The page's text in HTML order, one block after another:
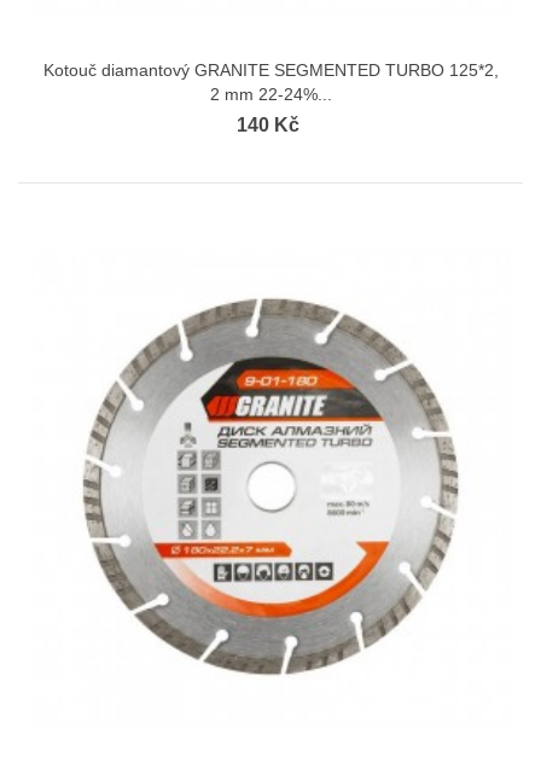
Kotouč diamantový GRANITE SEGMENTED TURBO 125*2,
2 mm 22-24%...
140 Kč